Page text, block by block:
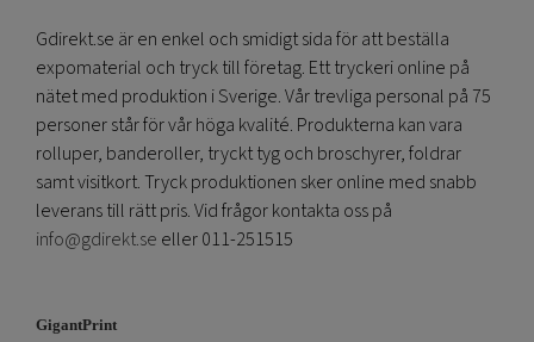
Gdirekt.se är en enkel och smidigt sida för att beställa
expomaterial och tryck till företag. Ett tryckeri online på
nätet med produktion i Sverige. Vår trevliga personal på 75
personer står för vår höga kvalité. Produkterna kan vara
rolluper, banderoller, tryckt tyg och broschyrer, foldrar
samt visitkort. Tryck produktionen sker online med snabb
leverans till rätt pris. Vid frågor kontakta oss på
info@gdirekt.se eller 011-251515
GigantPrint